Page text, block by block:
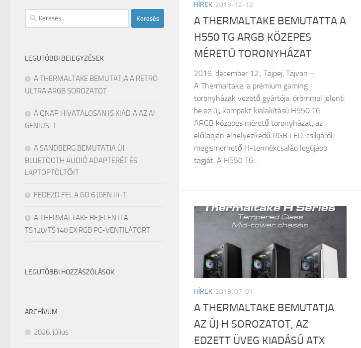
HÍREK 2019-12-12
A THERMALTAKE BEMUTATTA A
H550 TG ARGB KÖZEPES
MÉRETŰ TORONYHÁZAT
2019. december 12., Tajpej, Tajvan –
A Thermaltake, a prémium gaming
toronyházak vezető gyártója, örömmel jelenti
be az új, kompakt kialakítású H550 TG
ARGB közepes méretű toronyházat, az
előlapján elhelyezkedő RGB LED-csíkjáról
megismerhető H-termékcsalád legújabb
tagját. A H550 TG...
HÍREK 2019-07-01
A THERMALTAKE BEMUTATJA
AZ ÚJ H SOROZATOT, AZ
EDZETT ÜVEG KIADÁSÚ ATX
Keresés:
LEGUTÓBBI BEJEGYZÉSEK
A THERMALTAKE BEMUTATJA A RETRO
ULTRA ARGB SOROZATOT
A QNAP HIVATALOSAN IS KIADJA AZ AI
GENIUS-T
A SANDBERG BEMUTATJA ÚJ
BLUETOOTH AUDIÓ ADAPTERÉT ÉS
LAPTOPTÖLTŐIT
FEDEZD FEL A GO 6 (GEN II)-T
A THERMALTAKE BEJELENTI A
TS120/TS140 EX RGB PC-VENTILÁTORT
LEGUTÓBBI HOZZÁSZÓLÁSOK
ARCHÍVUM
2026. július